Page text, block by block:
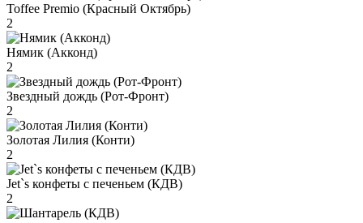
Toffee Premio (Красный Октябрь)
2
Нямик (Акконд)
2
Звездный дождь (Рот-Фронт)
2
Золотая Лилия (Конти)
2
Jet`s конфеты с печеньем (КДВ)
2